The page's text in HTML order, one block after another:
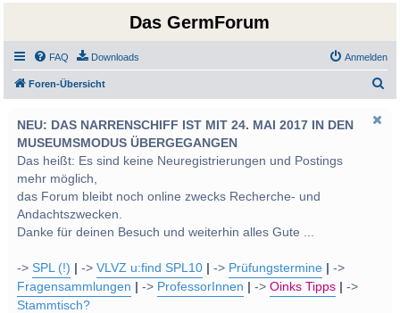
Das GermForum
FAQ Downloads Anmelden
Foren-Übersicht
NEU: DAS NARRENSCHIFF IST MIT 24. MAI 2017 IN DEN
MUSEUMSMODUS ÜBERGEGANGEN
Das heißt: Es sind keine Neuregistrierungen und Postings
mehr möglich,
das Forum bleibt noch online zwecks Recherche- und
Andachtszwecken.
Danke für deinen Besuch und weiterhin alles Gute ...
->SPL (!) ->VLVZ u:find SPL10 -> Prüfungstermine
->
Fragensammlungen
-> ProfessorInnen ->Oinks Tipps
->
Stammtisch?